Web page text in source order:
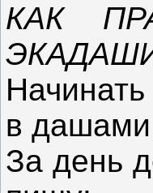
КАК
в
За день